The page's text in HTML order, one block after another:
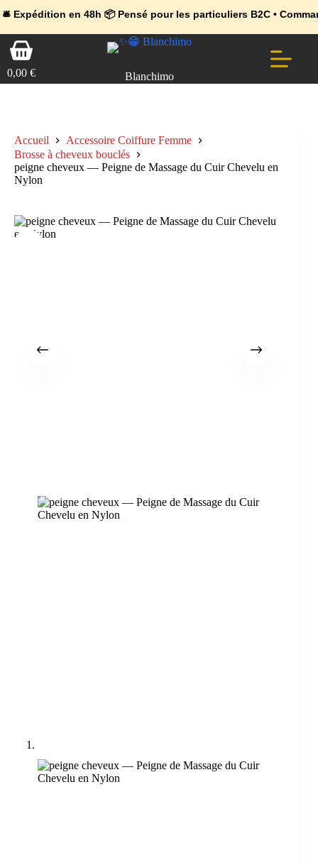
en 48h 📦 Pensé pour les particuliers B2C • Commande
🔥 Déjà adopté par les pros 👉 Passez en Espace Pro B2B 📦
💼 Offres réservées aux professionnels 🚀 Rejoignez l’Espace Pro
PasserPanier
d’achat
0,00 € Blanchimo
Accueil
Accessoire Coiffure Femme
Brosse à cheveux bouclés
peigne cheveux — Peigne de Massage du Cuir Chevelu en
Nylon